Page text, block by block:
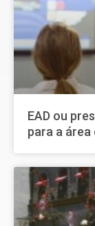
EAD ou
para a área